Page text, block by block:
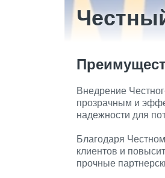
Внедрение
прозрачным и
надежности для
Благодаря
клиентов и
прочные